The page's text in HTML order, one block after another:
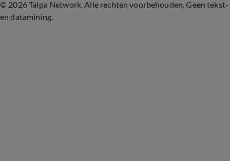
© 2026 Talpa Network. Alle rechten voorbehouden. Geen tekst-
en datamining.